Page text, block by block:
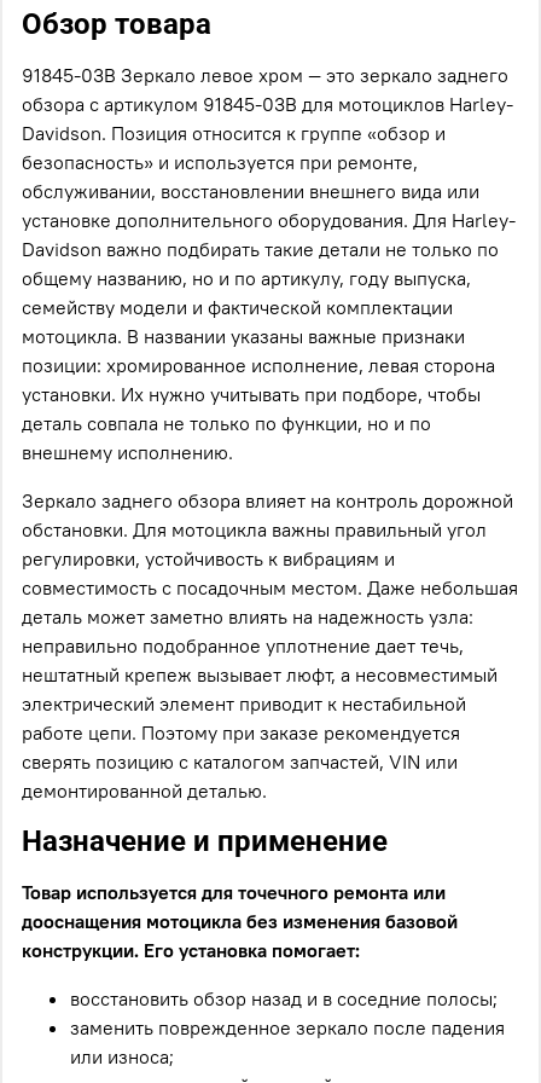
Обзор товара
91845-03B Зеркало левое хром — это зеркало заднего
обзора с артикулом 91845-03B для мотоциклов Harley-
Davidson. Позиция относится к группе «обзор и
безопасность» и используется при ремонте,
обслуживании, восстановлении внешнего вида или
установке дополнительного оборудования. Для Harley-
Davidson важно подбирать такие детали не только по
общему названию, но и по артикулу, году выпуска,
семейству модели и фактической комплектации
мотоцикла. В названии указаны важные признаки
позиции: хромированное исполнение, левая сторона
установки. Их нужно учитывать при подборе, чтобы
деталь совпала не только по функции, но и по
внешнему исполнению.
Зеркало заднего обзора влияет на контроль дорожной
обстановки. Для мотоцикла важны правильный угол
регулировки, устойчивость к вибрациям и
совместимость с посадочным местом. Даже небольшая
деталь может заметно влиять на надежность узла:
неправильно подобранное уплотнение дает течь,
нештатный крепеж вызывает люфт, а несовместимый
электрический элемент приводит к нестабильной
работе цепи. Поэтому при заказе рекомендуется
сверять позицию с каталогом запчастей, VIN или
демонтированной деталью.
Назначение и применение
Товар используется для точечного ремонта или
дооснащения мотоцикла без изменения базовой
конструкции. Его установка помогает:
восстановить обзор назад и в соседние полосы;
заменить поврежденное зеркало после падения
или износа;